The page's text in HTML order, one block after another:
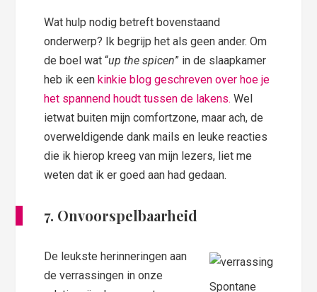
Wat hulp nodig betreft bovenstaand
onderwerp? Ik begrijp het als geen ander. Om
de boel wat “up the spicen” in de slaapkamer
heb ik een kinkie blog geschreven over hoe je
het spannend houdt tussen de lakens. Wel
ietwat buiten mijn comfortzone, maar ach, de
overweldigende dank mails en leuke reacties
die ik hierop kreeg van mijn lezers, liet me
weten dat ik er goed aan had gedaan.
7. Onvoorspelbaarheid
Spontane
De leukste herinneringen aan
de verrassingen in onze